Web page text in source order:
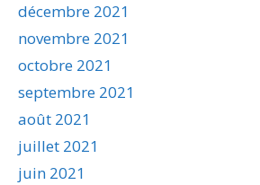
décembre 2021
novembre 2021
octobre 2021
septembre 2021
août 2021
juillet 2021
juin 2021